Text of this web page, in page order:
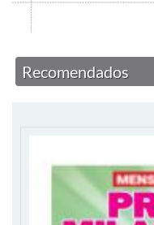
Recomendados